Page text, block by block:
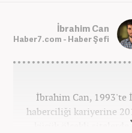
İbrahim Can
Haber7.com - Haber Şefi
İbrahim Can, 1993'te
haberciliği kariyerine
küçük ölçekli